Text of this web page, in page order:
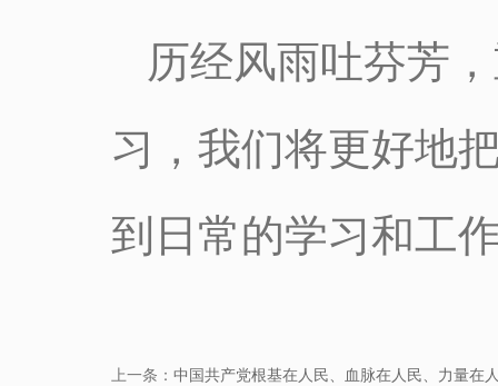
历经风雨吐芬芳
习，我们将更好地
到日常的学习和工
上一条： 中国共产党根基在人民、血脉在人民、力量